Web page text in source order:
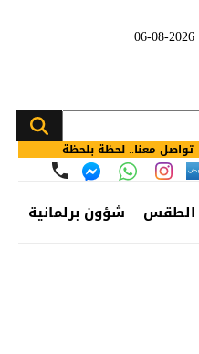
تواصل معنا.. لحظة بلحظة
الطقس شؤون برلمانية